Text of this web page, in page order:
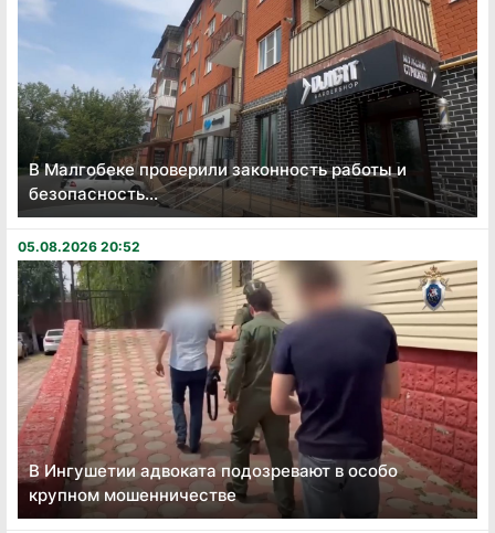
В Малгобеке проверили законность работы и
безопасность...
05.08.2026 20:52
В Ингушетии адвоката подозревают в особо
крупном мошенничестве